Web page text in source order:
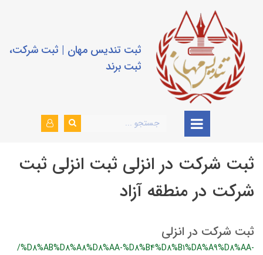
ثبت تندیس مهان | ثبت شرکت،
ثبت برند
ثبت شرکت در انزلی ثبت انزلی ثبت
شرکت در منطقه آزاد
ثبت شرکت در انزلی
/%D8%AB%D8%A8%D8%AA-%D8%B4%D8%B1%DA%A9%D8%AA-